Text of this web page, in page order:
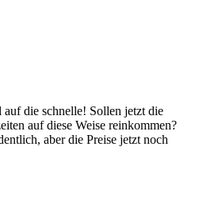
auf die schnelle! Sollen jetzt die
auf diese Weise reinkommen?
aber die Preise jetzt noch